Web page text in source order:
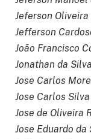
Jeferson Oliveira
Jefferson
João Francisco
Jonathan da
Jose Carlos
Jose Carlos
Jose de Oliveira
Jose Eduardo da